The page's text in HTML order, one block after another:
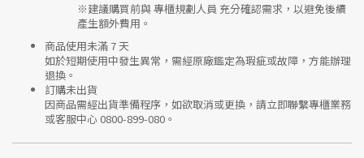
※建議購買前與專櫃規劃人員 充分確認需求，以避免後續
產生額外費用。
商品使用未滿 7 天
如於短期使用中發生異常，需經原廠鑑定為瑕疵或故障，方能辦理
退換。
訂購未出貨
因商品需經出貨準備程序，如欲取消或更換，請立即聯繫專櫃業務
或客服中心 0800-899-080 。